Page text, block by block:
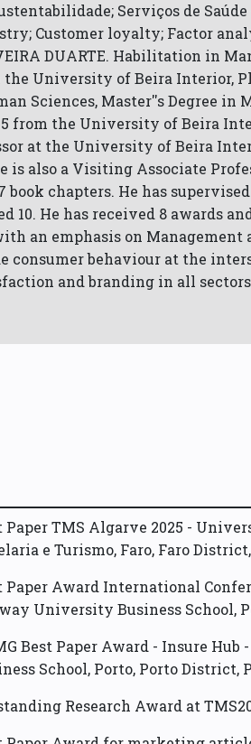
Serviços de
Customer loyalty; Factor
DUARTE. Habilitation in
University of Beira Interior,
Sciences, Master''s Degree
from the University of Beira
at the University of Beira
is also a Visiting Associate
chapters. He has
10. He has received 8 awards
an emphasis on
consumer behaviour at the
and branding in all
Paper TMS Algarve 2025 -
e Turismo, Faro, Faro District,
Paper Award International
University Business School,
Best Paper Award - Insure Hub -
School, Porto, Porto District,
Research Award at